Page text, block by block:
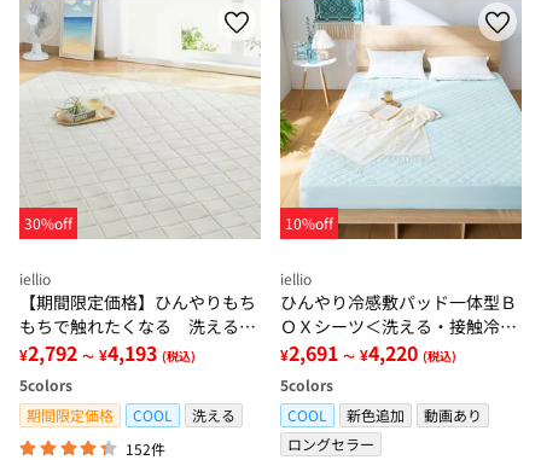
30%off
iellio
【期間限定価格】ひんやりもち
もちで触れたくなる 洗えるラ
グ＜低反発・滑りにくい・接触
冷感・防ダニ・カーペット＞
¥2,792 ～ ¥4,193 (税込)
5colors
期間限定価格
COOL
洗える
152件
10%off
iellio
ひんやり冷感敷パッド一体型Ｂ
ＯＸシーツ＜洗える・接触冷
感・抗菌防臭・時短・家事楽・
ボックスシーツ・寝苦しさ対策
＞
¥2,691 ～ ¥4,220 (税込)
5colors
COOL
新色追加
動画あり
ロングセラー